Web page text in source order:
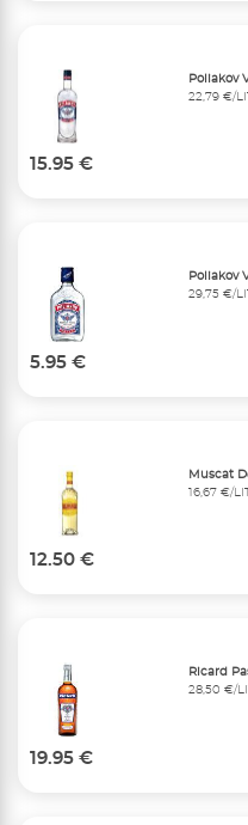
Poliakov
22,79 €/
15.95 €
Poliakov
29,75 €/
5.95 €
Muscat
16,67 €/
12.50 €
Ricard
28,50 €/
19.95 €